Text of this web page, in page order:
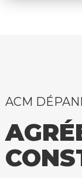
ACM